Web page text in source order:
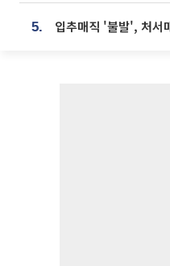
5. 입추매직 '불발', 처서